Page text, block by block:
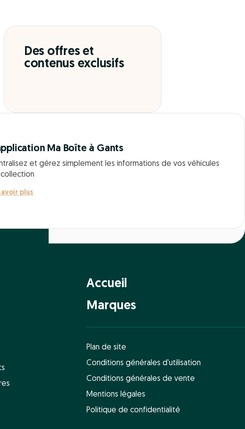
Des offres et
contenus exclusifs
Ma Boîte à Gants
et gérez simplement les informations de vos véhicules
plus
Accueil
Marques
Plan de site
Conditions générales d'utilisation
Conditions générales de vente
Mentions légales
Politique de confidentialité